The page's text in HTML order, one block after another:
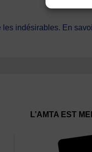
les indésirables. En
L’AMTA EST